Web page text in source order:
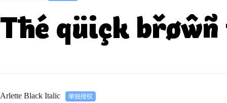
Tħé qüiçk
Arlette Black Italic